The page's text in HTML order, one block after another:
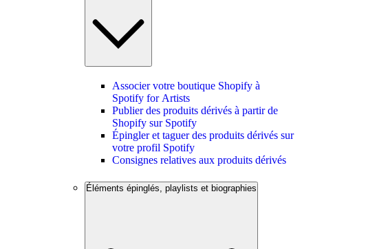
Associer votre boutique Shopify à
Spotify for Artists
Publier des produits dérivés à partir de
Shopify sur Spotify
Épingler et taguer des produits dérivés sur
votre profil Spotify
Consignes relatives aux produits dérivés
Éléments épinglés, playlists et biographies